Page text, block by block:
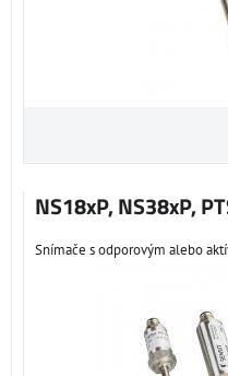
NS18xP, NS38xP,
Snímače s odporovým alebo